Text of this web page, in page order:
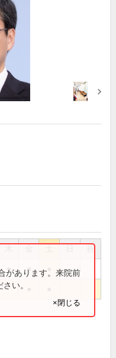
祝
● ●
があります。来院前
い。
×閉じる